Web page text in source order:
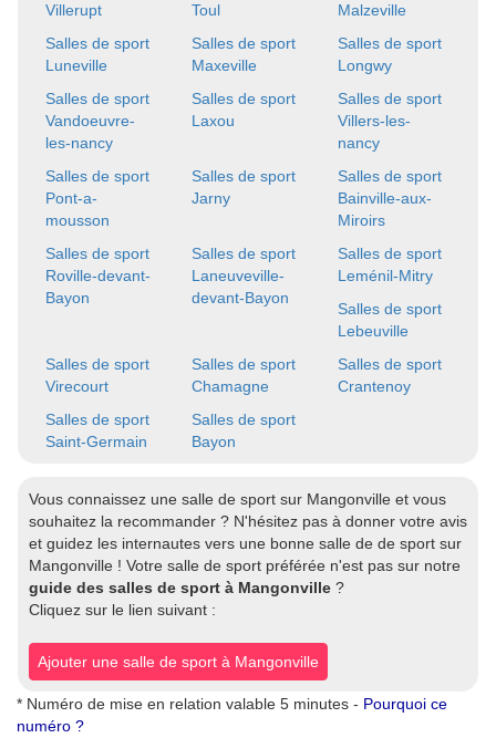
Villerupt
Toul
Malzeville
Salles de sport
Luneville
Salles de sport
Maxeville
Salles de sport
Longwy
Salles de sport
Vandoeuvre-
les-nancy
Salles de sport
Laxou
Salles de sport
Villers-les-
nancy
Salles de sport
Pont-a-
mousson
Salles de sport
Jarny
Salles de sport
Bainville-aux-
Miroirs
Salles de sport
Roville-devant-
Bayon
Salles de sport
Laneuveville-
devant-Bayon
Salles de sport
Leménil-Mitry
Salles de sport
Lebeuville
Salles de sport
Virecourt
Salles de sport
Chamagne
Salles de sport
Crantenoy
Salles de sport
Saint-Germain
Salles de sport
Bayon
Vous connaissez une salle de sport sur Mangonville et vous
souhaitez la recommander ? N'hésitez pas à donner votre avis
et guidez les internautes vers une bonne salle de de sport sur
Mangonville ! Votre salle de sport préférée n'est pas sur notre
guide des salles de sport à Mangonville ?
Cliquez sur le lien suivant :
Ajouter une salle de sport à Mangonville
* Numéro de mise en relation valable 5 minutes - Pourquoi ce
numéro ?